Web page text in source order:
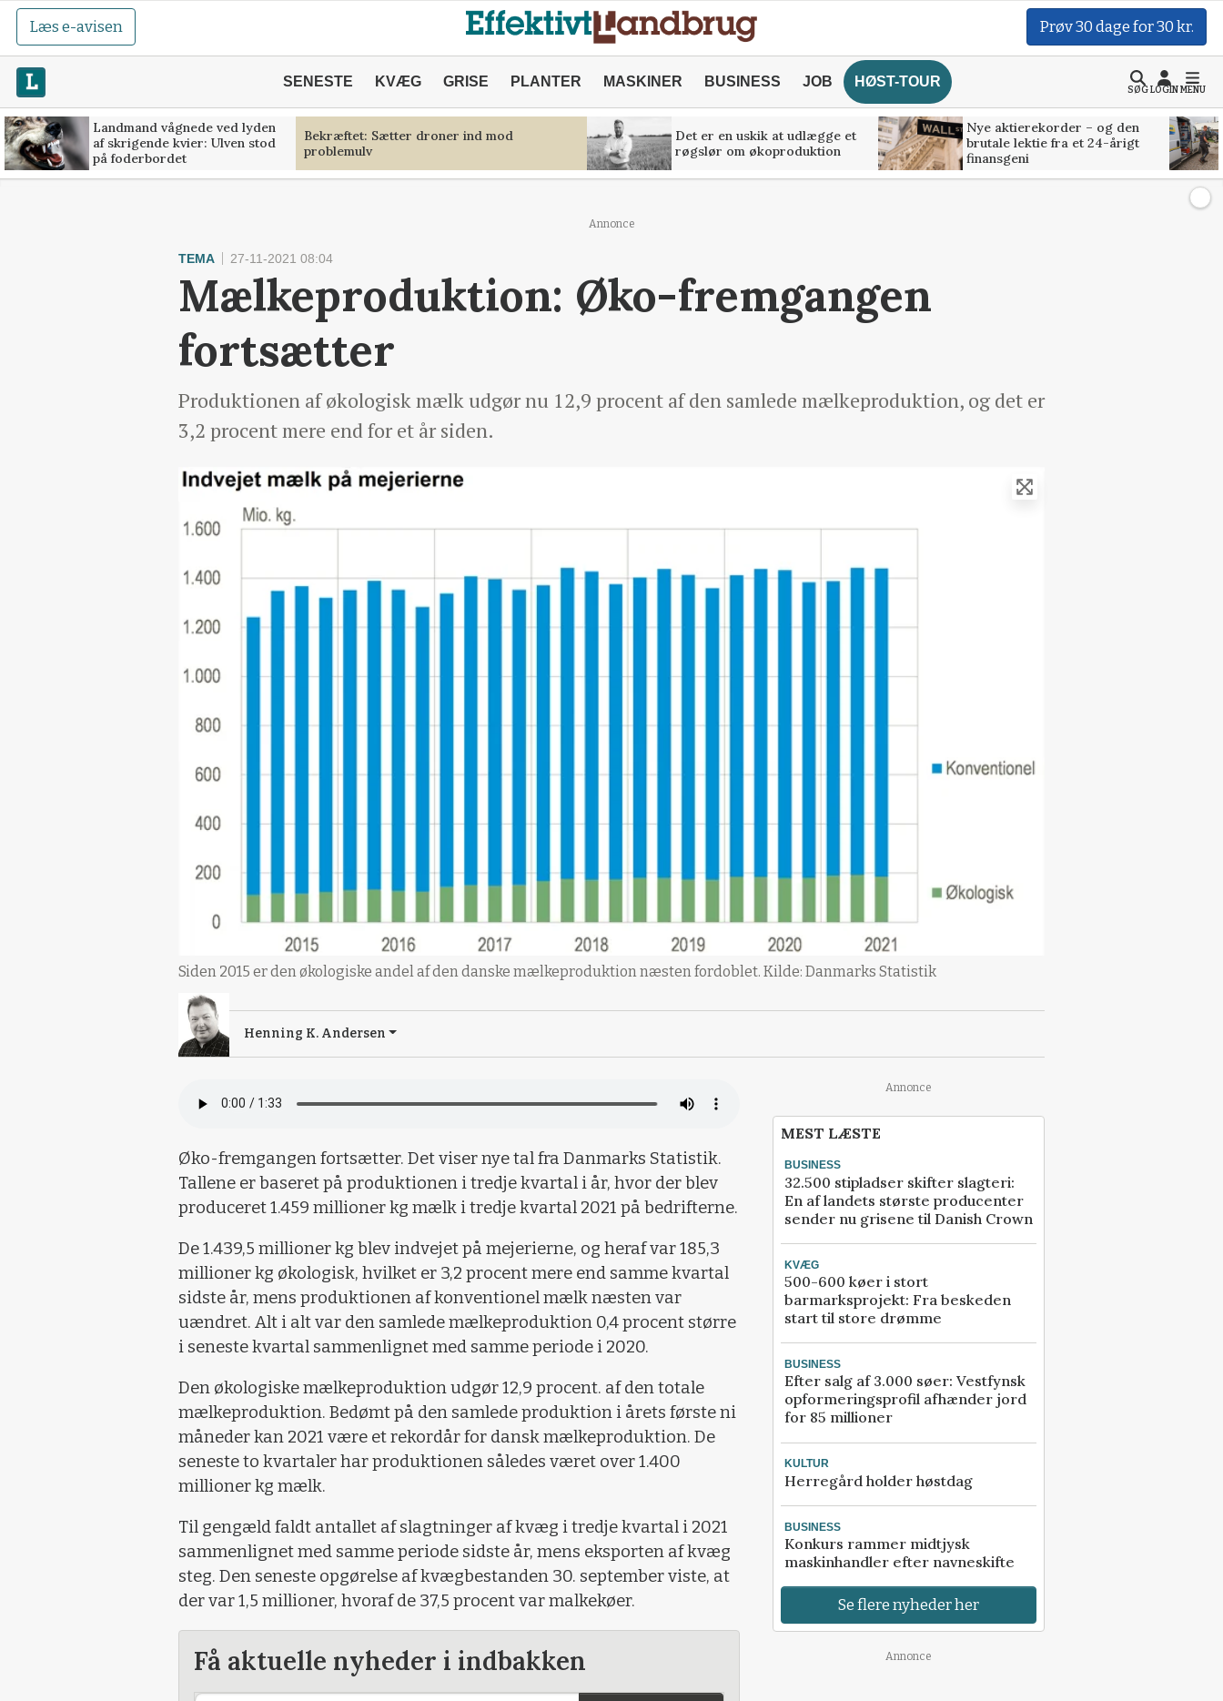
Læs e-avisen Prøv 30 dage for 30 kr.
SENESTE KVÆG GRISE PLANTER MASKINER BUSINESS JOB HØST-TOUR
SØGLOGINMENU
Landmand vågnede ved lyden
af skrigende kvier: Ulven stod
på foderbordet
Bekræftet: Sætter droner ind mod
problemulv
Det er en uskik at udlægge et
røgslør om økoproduktion
Nye aktierekorder – og den
brutale lektie fra et 24-årigt
finansgeni
Annonce
TEMA 27-11-2021 08:04
Mælkeproduktion: Øko-fremgangen
fortsætter
Produktionen af økologisk mælk udgør nu 12,9 procent af den samlede mælkeproduktion, og det er
3,2 procent mere end for et år siden.
Siden 2015 er den økologiske andel af den danske mælkeproduktion næsten fordoblet. Kilde: Danmarks Statistik
Henning K. Andersen
Øko-fremgangen fortsætter. Det viser nye tal fra Danmarks Statistik.
Tallene er baseret på produktionen i tredje kvartal i år, hvor der blev
produceret 1.459 millioner kg mælk i tredje kvartal 2021 på bedrifterne.
De 1.439,5 millioner kg blev indvejet på mejerierne, og heraf var 185,3
millioner kg økologisk, hvilket er 3,2 procent mere end samme kvartal
sidste år, mens produktionen af konventionel mælk næsten var
uændret. Alt i alt var den samlede mælkeproduktion 0,4 procent større
i seneste kvartal sammenlignet med samme periode i 2020.
Den økologiske mælkeproduktion udgør 12,9 procent. af den totale
mælkeproduktion. Bedømt på den samlede produktion i årets første ni
måneder kan 2021 være et rekordår for dansk mælkeproduktion. De
seneste to kvartaler har produktionen således været over 1.400
millioner kg mælk.
Til gengæld faldt antallet af slagtninger af kvæg i tredje kvartal i 2021
sammenlignet med samme periode sidste år, mens eksporten af kvæg
steg. Den seneste opgørelse af kvægbestanden 30. september viste, at
der var 1,5 millioner, hvoraf de 37,5 procent var malkekøer.
Få aktuelle nyheder i indbakken
Annonce
MEST LÆSTE
BUSINESS
32.500 stipladser skifter slagteri:
En af landets største producenter
sender nu grisene til Danish Crown
KVÆG
500-600 køer i stort
barmarksprojekt: Fra beskeden
start til store drømme
BUSINESS
Efter salg af 3.000 søer: Vestfynsk
opformeringsprofil afhænder jord
for 85 millioner
KULTUR
Herregård holder høstdag
BUSINESS
Konkurs rammer midtjysk
maskinhandler efter navneskifte
Se flere nyheder her
Annonce